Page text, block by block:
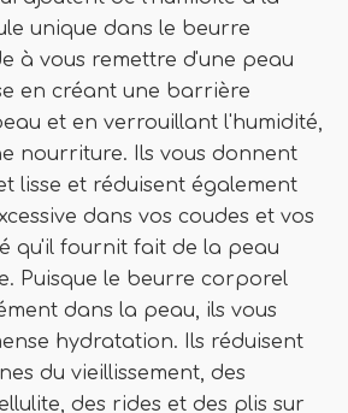
unique dans le beurre
à vous remettre d'une peau
en créant une barrière
et en verrouillant l'humidité,
nourriture. Ils vous donnent
lisse et réduisent également
dans vos coudes et vos
qu'il fournit fait de la peau
Puisque le beurre corporel
dans la peau, ils vous
hydratation. Ils réduisent
du vieillissement, des
des rides et des plis sur